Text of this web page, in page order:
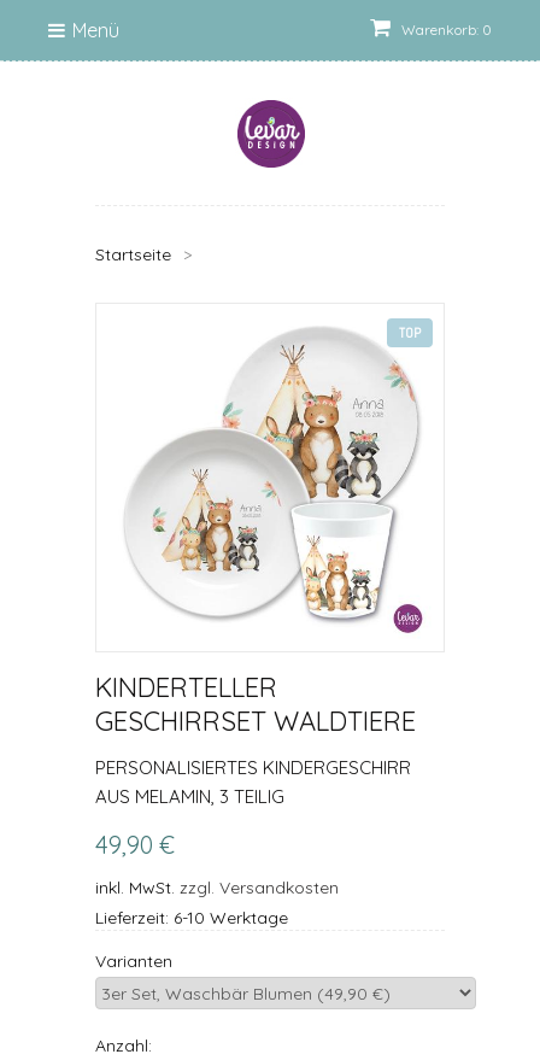
Warenkorb: 0
Menü
Startseite >
TOP
KINDERTELLER
GESCHIRRSET WALDTIERE
PERSONALISIERTES KINDERGESCHIRR
AUS MELAMIN, 3 TEILIG
49,90 €
inkl. MwSt. zzgl. Versandkosten
Lieferzeit: 6-10 Werktage
Varianten
Anzahl: